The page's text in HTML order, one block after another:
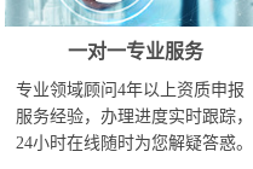
一对一专业服务
专业领域顾问4年以上资质申报
服务经验，办理进度实时跟踪，
24小时在线随时为您解疑答惑。